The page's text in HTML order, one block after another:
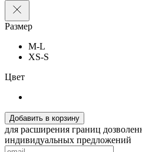
Размер
M-L
XS-S
Цвет
Добавить в корзину
для расширения границ
индивидуальных предложений